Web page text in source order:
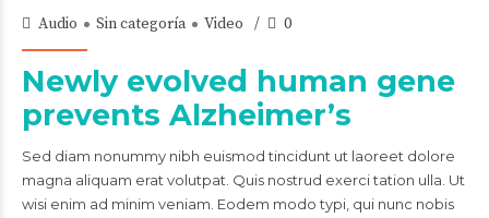
Audio Sin categoría Video 0
Newly evolved human gene
prevents Alzheimer’s
Sed diam nonummy nibh euismod tincidunt ut laoreet dolore
magna aliquam erat volutpat. Quis nostrud exerci tation ulla. Ut
wisi enim ad minim veniam. Eodem modo typi, qui nunc nobis